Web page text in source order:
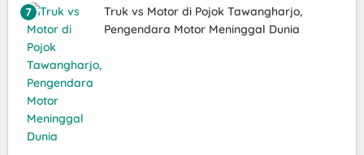
Truk vs Motor di Pojok Tawangharjo,
Pengendara Motor Meninggal Dunia